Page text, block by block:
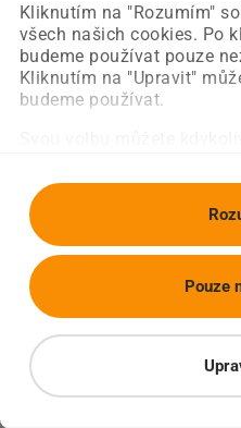
Kliknutím na "Rozumím"
všech našich cookies. Po
budeme používat pouze
Kliknutím na "Upravit"
budeme používat.
Pouze
Obnovit stránku